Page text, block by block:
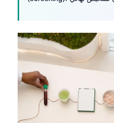
Монгол
ພາສາລາວ
Basa Jawa
Cebuano
ئۇيغۇرچە